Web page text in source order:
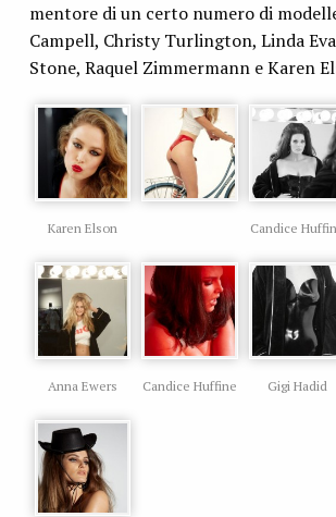
mentore di un certo numero di
Campell, Christy Turlington, Linda
Stone, Raquel Zimmermann e Karen
Karen Elson Candice
Anna Ewers Candice Huffine Gigi Hadid